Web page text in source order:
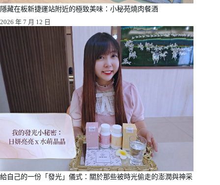
隱藏在板新捷運站附近的極致美味：小秘苑燒肉餐酒
2026 年 7 月 12 日
給自己的一份「發光」儀式：關於那些被時光偷走的澎潤與神采